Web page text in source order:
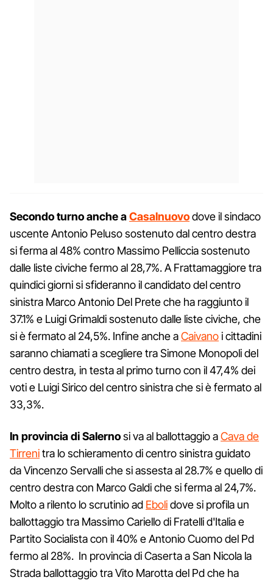
Secondo turno anche aCasalnuovodove il sindaco
uscente Antonio Peluso sostenuto dal centro destra
si ferma al 48% contro Massimo Pelliccia sostenuto
dalle liste civiche fermo al 28,7%. A Frattamaggiore tra
quindici giorni si sfideranno il candidato del centro
sinistra Marco Antonio Del Prete che ha raggiunto il
37.1% e Luigi Grimaldi sostenuto dalle liste civiche, che
si è fermato al 24,5%. Infine anche aCaivanoi cittadini
saranno chiamati a scegliere tra Simone Monopoli del
centro destra, in testa al primo turno con il 47,4% dei
voti e Luigi Sirico del centro sinistra che si è fermato al
33,3%.
In provincia di Salernosi va al ballottaggio aCava de
Tirrenitra lo schieramento di centro sinistra guidato
da Vincenzo Servalli che si assesta al 28.7% e quello di
centro destra con Marco Galdi che si ferma al 24,7%.
Molto a rilento lo scrutinio ad Ebolidove si profila un
ballottaggio tra Massimo Cariello di Fratelli d'Italia e
Partito Socialista con il 40% e Antonio Cuomo del Pd
fermo al 28%. In provincia di Caserta a San Nicola la
Strada ballottaggio tra Vito Marotta del Pd che ha